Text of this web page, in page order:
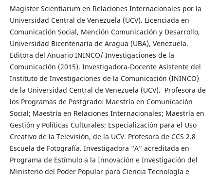
Magister Scientiarum en Relaciones Internacionales por la
Universidad Central de Venezuela (UCV). Licenciada en
Comunicación Social, Mención Comunicación y Desarrollo,
Universidad Bicentenaria de Aragua (UBA), Venezuela.
Editora del Anuario ININCO/ Investigaciones de la
Comunicación (2015). Investigadora-Docente Asistente del
Instituto de Investigaciones de la Comunicación (ININCO)
de la Universidad Central de Venezuela (UCV). Profesora de
los Programas de Postgrado: Maestría en Comunicación
Social; Maestría en Relaciones Internacionales; Maestría en
Gestión y Políticas Culturales; Especialización para el Uso
Creativo de la Televisión, de la UCV. Profesora de CCS 2.8
Escuela de Fotografía. Investigadora “A” acreditada en
Programa de Estímulo a la Innovación e Investigación del
Ministerio del Poder Popular para Ciencia Tecnología e